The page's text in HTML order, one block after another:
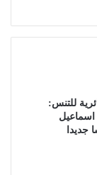
في المجموعات
الثالث في
ستحصل على جائزة
للتنس:
اسماعيل
جديدا